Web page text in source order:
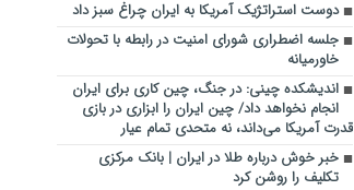
دوست استراتژیک آمریکا به ایران چراغ سبز داد
جلسه اضطراری شورای امنیت در رابطه با تحولات
خاورمیانه
اندیشکده چینی: در جنگ، چین کاری برای ایران
انجام نخواهد داد/ چین ایران را ابزاری در بازی
قدرت آمریکا می‌داند، نه متحدی تمام عیار
خبر خوش درباره طلا در ایران | بانک مرکزی
تکلیف را روشن کرد